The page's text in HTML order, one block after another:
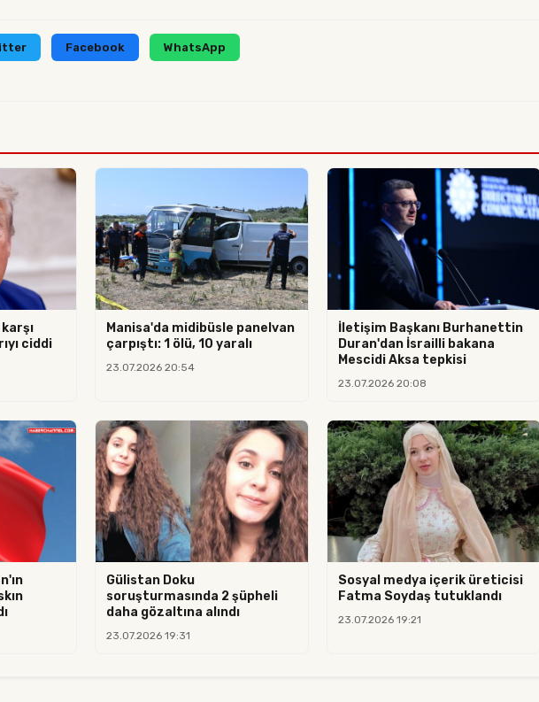
Facebook WhatsApp
ciddi
Manisa'da midibüsle panelvan
çarpıştı: 1 ölü, 10 yaralı
23.07.2026 20:54
İletişim Başkanı Burhanettin
Duran'dan İsrailli bakana
Mescidi Aksa tepkisi
23.07.2026 20:08
Gülistan Doku
soruşturmasında 2 şüpheli
daha gözaltına alındı
23.07.2026 19:31
Sosyal medya içerik üreticisi
Fatma Soydaş tutuklandı
23.07.2026 19:21